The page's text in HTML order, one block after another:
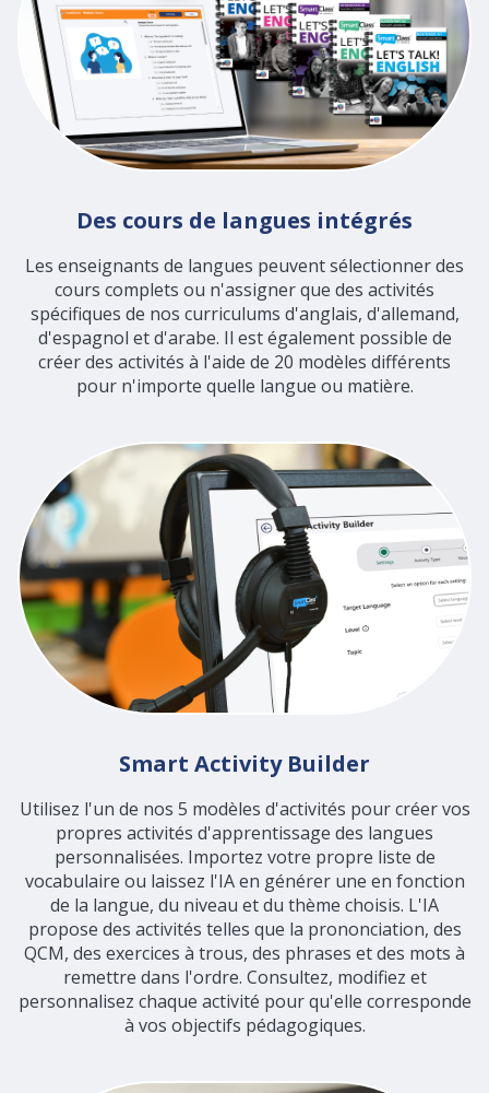
Des cours de langues intégrés
Les enseignants de langues peuvent sélectionner des
cours complets ou n'assigner que des activités
spécifiques de nos curriculums d'anglais, d'allemand,
d'espagnol et d'arabe. Il est également possible de
créer des activités à l'aide de 20 modèles différents
pour n'importe quelle langue ou matière.
Smart Activity Builder
Utilisez l'un de nos 5 modèles d'activités pour créer vos
propres activités d'apprentissage des langues
personnalisées. Importez votre propre liste de
vocabulaire ou laissez l'IA en générer une en fonction
de la langue, du niveau et du thème choisis. L'IA
propose des activités telles que la prononciation, des
QCM, des exercices à trous, des phrases et des mots à
remettre dans l'ordre. Consultez, modifiez et
personnalisez chaque activité pour qu'elle corresponde
à vos objectifs pédagogiques.